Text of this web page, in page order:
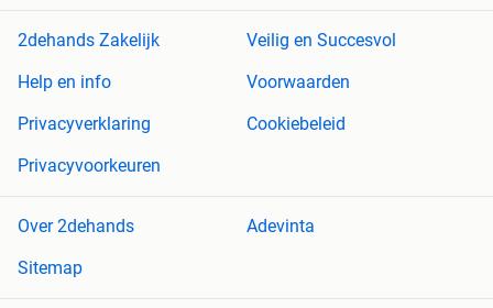
2dehands Zakelijk
Veilig en Succesvol
Help en info
Voorwaarden
Privacyverklaring
Cookiebeleid
Privacyvoorkeuren
Over 2dehands
Adevinta
Sitemap